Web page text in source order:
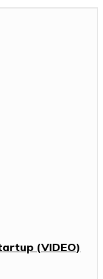
(VIDEO)